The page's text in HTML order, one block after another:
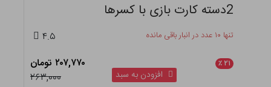
2دسته کارت بازی با کسرها
تنها ۱۰ عدد در انبار باقی مانده ۴.۵
۲۱ ٪
۲۰۷,۷۷۰ تومان
۲۶۳,۰۰۰
افزودن به سبد